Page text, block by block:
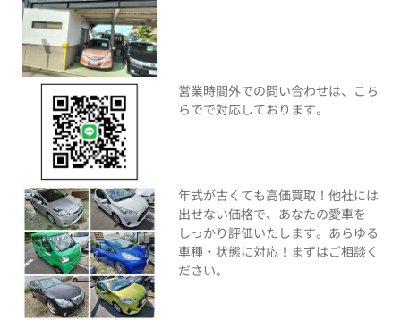
営業時間外での問い合わせは、こち
らでで対応しております。
年式が古くても高価買取！他社には
出せない価格で、あなたの愛車を
しっかり評価いたします。あらゆる
車種・状態に対応！まずはご相談く
ださい。